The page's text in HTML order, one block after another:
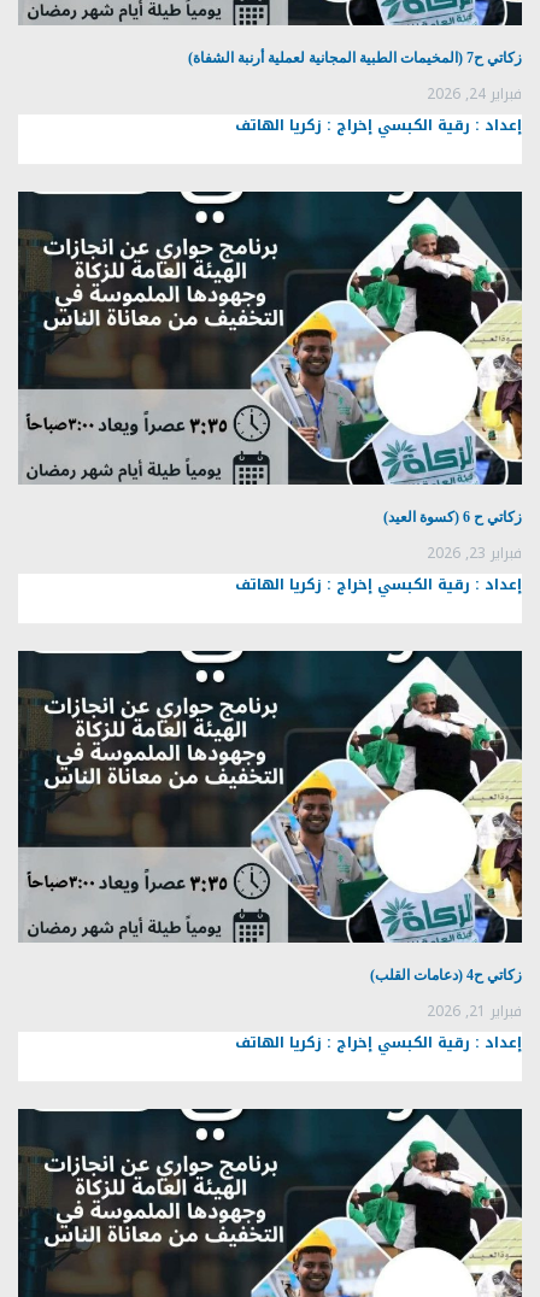
زكاتي ح7 (المخيمات الطبية المجانية لعملية أرنبة الشفاة)
فبراير 24, 2026
إعداد : رقية الكبسي إخراج : زكريا الهاتف
زكاتي ح 6 (كسوة العيد)
فبراير 23, 2026
إعداد : رقية الكبسي إخراج : زكريا الهاتف
زكاتي ح4 (دعامات القلب)
فبراير 21, 2026
إعداد : رقية الكبسي إخراج : زكريا الهاتف